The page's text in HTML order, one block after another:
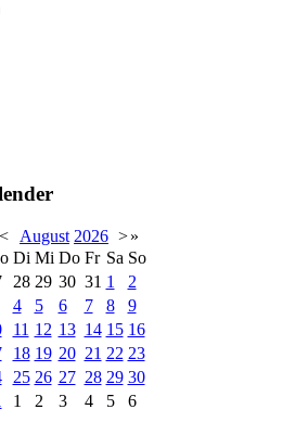
< August 2026 >»
Di Mi Do Fr Sa So
28 29 30 31 1
2
4 5 6 7 8
9
11 12 13 14 15 16
18 19 20 21 22 23
25 26 27 28 29 30
1 2 3 4 5 6